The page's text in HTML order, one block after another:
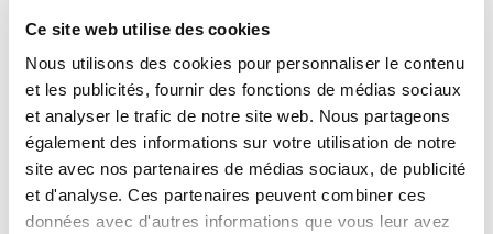
Ce site web utilise des cookies
Nous utilisons des cookies pour personnaliser le contenu
et les publicités, fournir des fonctions de médias sociaux
et analyser le trafic de notre site web. Nous partageons
également des informations sur votre utilisation de notre
site avec nos partenaires de médias sociaux, de publicité
et d'analyse. Ces partenaires peuvent combiner ces
données avec d'autres informations que vous leur avez
Informations sur le
produit
Faire quelque chose qui ne devrait servir qu'à
une seule chose, en l'occurrence trancher du
pain, peut parfois être la partie la plus difficile.
Nous avons franchi une étape supplémentaire.
D'un couteau qui coupe bien le pain, à un bon